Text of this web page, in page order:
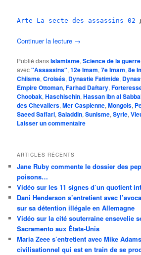
Arte La secte des assassins 02
Continuer la lecture →
Publié dansIslamisme,Science de la guerre
avec"Assassins",12e Imam,7e Imam,8e
Chiisme,Croisés, Dynastie Fatimide,
Empire Ottoman,Farhad Daftary,
Choobak,Haschischin,Hassan ibn al
des Chevaliers,Mer Caspienne,Mongols,
Saeed Saffari,Saladdin,Sunisme,Syrie,
Laisser un commentaire
ARTICLES RÉCENTS
Jane Ruby commente le dossier des
poisons…
Vidéo sur les 11 signes d’un quotient
Dani Henderson s’entretient avec
sur sa détention illégale en Allemagne
Vidéo sur la cité souterraine ensevelie
Sacramento aux États-Unis
Maria Zeee s’entretient avec Mike
civilisationnel qui est en train de se